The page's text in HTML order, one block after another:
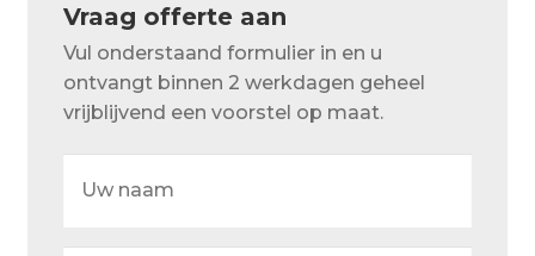
Over ons
Vraag offerte aan
Vul onderstaand formulier in en u
ontvangt binnen 2 werkdagen geheel
vrijblijvend een voorstel op maat.
naam